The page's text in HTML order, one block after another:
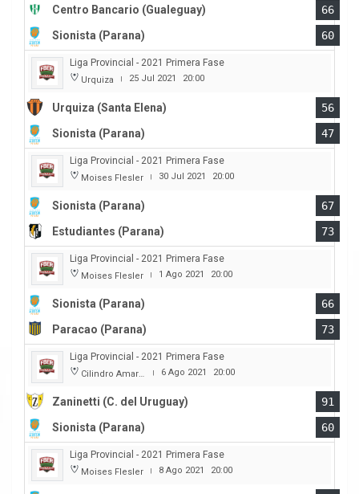
Centro Bancario (Gualeguay)
66
Sionista (Parana)
60
Liga Provincial - 2021 Primera Fase
Urquiza | 25 Jul 2021 20:00
Urquiza (Santa Elena)
56
Sionista (Parana)
47
Liga Provincial - 2021 Primera Fase
Moises Flesler | 30 Jul 2021 20:00
Sionista (Parana)
67
Estudiantes (Parana)
73
Liga Provincial - 2021 Primera Fase
Moises Flesler | 1 Ago 2021 20:00
Sionista (Parana)
66
Paracao (Parana)
73
Liga Provincial - 2021 Primera Fase
Cilindro Amarillo | 6 Ago 2021 20:00
Zaninetti (C. del Uruguay)
91
Sionista (Parana)
60
Liga Provincial - 2021 Primera Fase
Moises Flesler | 8 Ago 2021 20:00